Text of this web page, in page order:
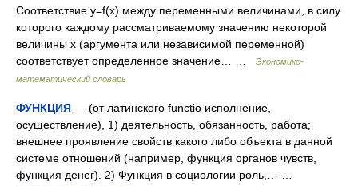
Соответствие y=f(x) между переменными величинами, в силу
которого каждому рассматриваемому значению некоторой
величины x (аргумента или независимой переменной)
соответствует определенное значение… …
Экономико-
математический словарь
ФУНКЦИЯ — (от латинского functio исполнение,
осуществление), 1) деятельность, обязанность, работа;
внешнее проявление свойств какого либо объекта в данной
системе отношений (например, функция органов чувств,
функция денег). 2) Функция в социологии роль,… …